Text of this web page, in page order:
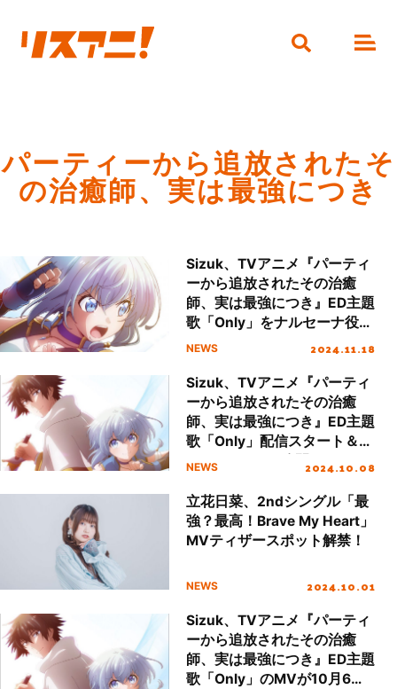
パーティーから追放されたそ
の治癒師、実は最強につき
Sizuk、TVアニメ『パーティ
ーから追放されたその治癒
師、実は最強につき』ED主題
歌「Only」をナルセーナ役・
前田佳織里がカバー！
NEWS 2024.11.18
Sizuk、TVアニメ『パーティ
ーから追放されたその治癒
師、実は最強につき』ED主題
歌「Only」配信スタート＆
MusicVideoも公開！
NEWS 2024.10.08
立花日菜、2ndシングル「最
強？最高！Brave My Heart」
MVティザースポット解禁！
NEWS 2024.10.01
Sizuk、TVアニメ『パーティ
ーから追放されたその治癒
師、実は最強につき』ED主題
歌「Only」のMVが10月6日